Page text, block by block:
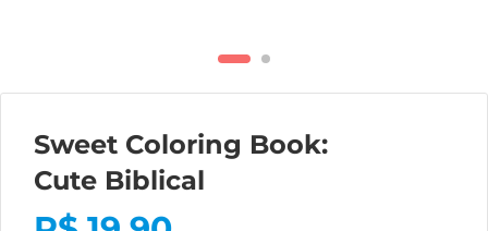
Sweet Coloring Book:
Cute Biblical